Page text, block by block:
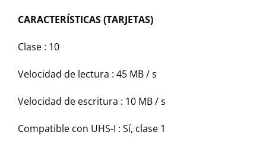
CARACTERÍSTICAS (TARJETAS)
Clase : 10
Velocidad de lectura : 45 MB / s
Velocidad de escritura : 10 MB / s
Compatible con UHS-I : Sí, clase 1